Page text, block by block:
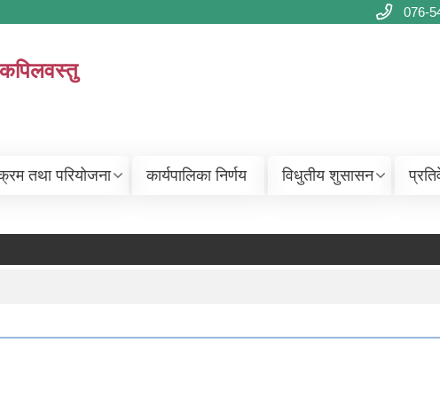
076-
कपिलवस्तु
तथा परियोजना कार्यपालिका निर्णय विधुतीय शुसासन